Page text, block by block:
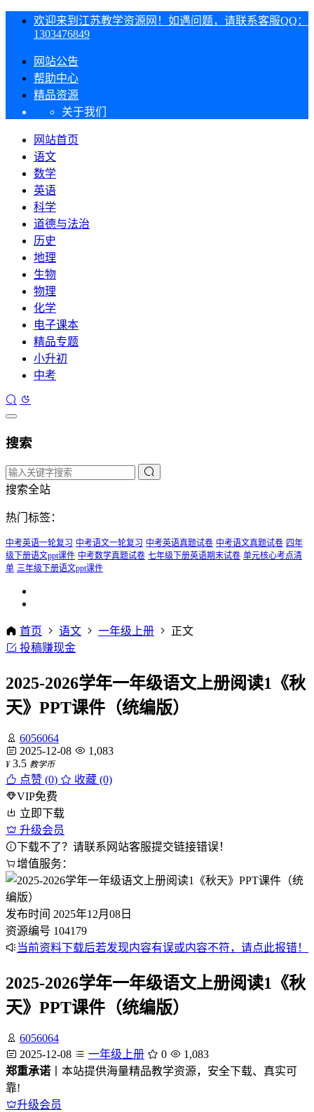
欢迎来到江苏教学资源网！如遇问题，请联系客服QQ：
1303476849
网站公告
帮助中心
精品资源
关于我们
网站首页
语文
数学
英语
科学
道德与法治
历史
地理
生物
物理
化学
电子课本
精品专题
小升初
中考
搜索
搜索全站
热门标签：
中考英语一轮复习 中考语文一轮复习 中考英语真题试卷 中考语文真题试卷 四年
级下册语文ppt课件 中考数学真题试卷 七年级下册英语期末试卷 单元核心考点清
单 三年级下册语文ppt课件
首页 语文 一年级上册
正文
投稿赚现金
2025-2026学年一年级语文上册阅读1《秋
天》PPT课件（统编版）
6056064
2025-12-08
1,083
¥ 3.5 教学币
点赞 (0)
收藏 (0)
VIP免费
立即下载
升级会员
下载不了？请联系网站客服提交链接错误！
增值服务：
发布时间 2025年12月08日
资源编号 104179
当前资料下载后若发现内容有误或内容不符，请点此报错！
2025-2026学年一年级语文上册阅读1《秋
天》PPT课件（统编版）
6056064
2025-12-08
一年级上册 0
1,083
郑重承诺 丨本站提供海量精品教学资源，安全下载、真实可
靠!
升级会员